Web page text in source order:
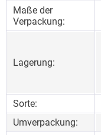
Maße der
Verpackung:
Lagerung:
Sorte:
Umverpackung: